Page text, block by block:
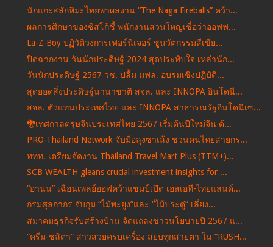
นักแกะสลักหิมะไทยพาผลงาน “The Naga Fireballs” คว้า...
ผลการศึกษาของซิสโก้ชี้ พนักงานส่วนใหญ่เชื่อว่าออฟฟ...
La-Z-Boy ปฏิวัติวงการเฟอร์นิเจอร์ ชูนวัตกรรมสีเขีย...
ปิดฉากงาน วันนักประดิษฐ์ 2024 สุดประทับใจ เหล่านัก...
วันนักประดิษฐ์ 2567 วช. ปลื้ม มฟล. อบรมเชิงปฏิบัติ...
สุดยอดสิ่งประดิษฐ์นานาชาติ สจล. และ INNOPA อินโดนี...
สจล. ตัวแทนประเทศไทย และ INNOPA สาธารณรัฐอินโดนีเซ...
🐉เทศกาลตรุษจีนประเทศไทย 2567 เริ่มต้นปีใหม่จีน ด้...
PRO-Thailand Network จับมือลุงซาเล้ง ชวนคนไทยสายกร...
ททท. เตรียมจัดงาน Thailand Travel Mart Plus (TTM+)...
SCB WEALTH gleans crucial investment insights for ...
“อานน” เฉือนเพลย์ออฟคว้าแชมป์เปิด เอสเอที-ไทยแลนด์...
กรมศุลกากร จับกุม “ไม้พะยูง”และ “ไม้ประดู่” เลี่ยง...
สมาคมธุรกิจรับสร้างบ้าน จัดแถลงข่าวนโยบายปี 2567 แ...
“ครีม-ชลิตา” สาวสวยครบเครื่อง สยบทุกสายตา ใน “RUSH...